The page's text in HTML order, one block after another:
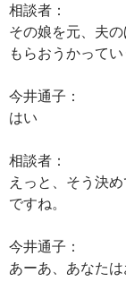
相談者：
その娘を元、夫
もらおうかって
今井通子：
はい
相談者：
えっと、そう決
ですね。
今井通子：
あーあ、あなたは